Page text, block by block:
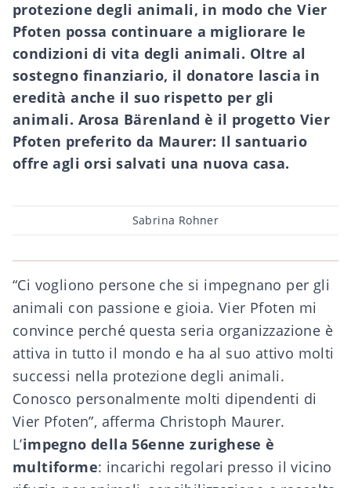
protezione degli animali, in modo che Vier
Pfoten possa continuare a migliorare le
condizioni di vita degli animali. Oltre al
sostegno finanziario, il donatore lascia in
eredità anche il suo rispetto per gli
animali. Arosa Bärenland è il progetto Vier
Pfoten preferito da Maurer: Il santuario
offre agli orsi salvati una nuova casa.
Post
author
Sabrina Rohner
“Ci vogliono persone che si impegnano per gli
animali con passione e gioia. Vier Pfoten mi
convince perché questa seria organizzazione è
attiva in tutto il mondo e ha al suo attivo molti
successi nella protezione degli animali.
Conosco personalmente molti dipendenti di
Vier Pfoten”, afferma Christoph Maurer.
L’impegno della 56enne zurighese è
multiforme: incarichi regolari presso il vicino